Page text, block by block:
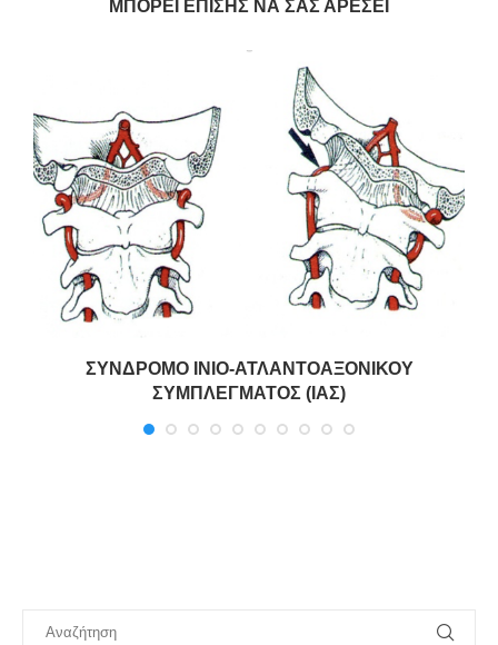
ΜΠΟΡΕΊ ΕΠΊΣΗΣ ΝΑ ΣΑΣ ΑΡΈΣΕΙ
ΣΥΝΔΡΟΜΟ ΙΝΙΟ-ΑΤΛΑΝΤΟΑΞΟΝΙΚΟΥ
ΣΥΜΠΛΕΓΜΑΤΟΣ (ΙΑΣ)